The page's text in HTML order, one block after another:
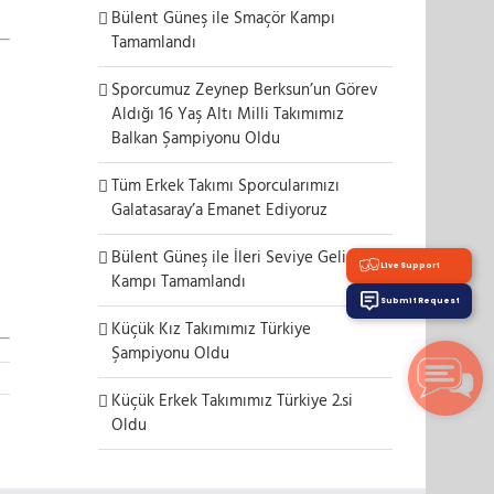
Bülent Güneş ile Smaçör Kampı
Tamamlandı
Sporcumuz Zeynep Berksun’un Görev
Aldığı 16 Yaş Altı Milli Takımımız
Balkan Şampiyonu Oldu
Tüm Erkek Takımı Sporcularımızı
Galatasaray’a Emanet Ediyoruz
Bülent Güneş ile İleri Seviye Gelişim
Kampı Tamamlandı
Küçük Kız Takımımız Türkiye
Şampiyonu Oldu
Küçük Erkek Takımımız Türkiye 2.si
Oldu
Live Support
Submit Request